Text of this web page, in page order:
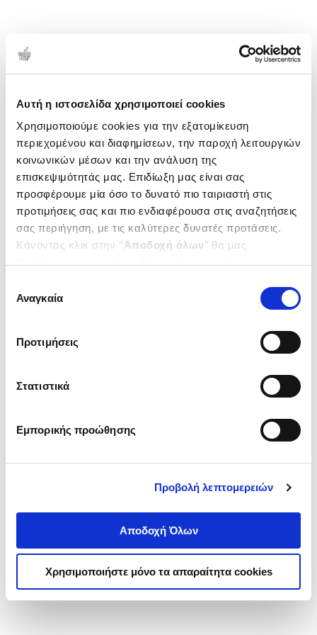
Αυτή η ιστοσελίδα χρησιμοποιεί cookies
Χρησιμοποιούμε cookies για την εξατομίκευση
περιεχομένου και διαφημίσεων, την παροχή λειτουργιών
κοινωνικών μέσων και την ανάλυση της
επισκεψιμότητάς μας. Επιδίωξη μας είναι σας
προσφέρουμε μία όσο το δυνατό πιο ταιριαστή στις
προτιμήσεις σας και πιο ενδιαφέρουσα στις αναζητήσεις
σας περιήγηση, με τις καλύτερες δυνατές προτάσεις.
Κάνοντας κλικ στην ‘’Αποδοχή όλων’’ θα μας
ενδιαφέρουν και να επιλέξετε από τα παρακάτω με την
΄΄και να ενημερωθείτε σχετικά με
συγκατάθεσης
Αναγκαία
Προτιμήσεις
Στατιστικά
Εμπορικής προώθησης
Προβολή λεπτομερειών
Αποδοχή Όλων
Χρησιμοποιήστε μόνο τα απαραίτητα cookies